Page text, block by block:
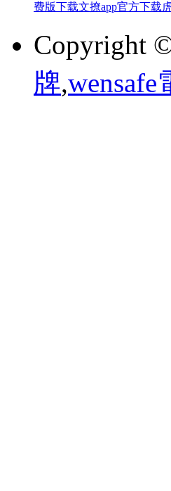
费版下载文撩app官方下载
Copyright
牌,